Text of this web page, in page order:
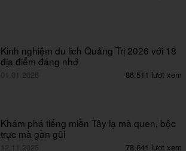
Kinh nghiệm du lịch Quảng Trị 2026 với 18
địa điểm đáng nhớ
01.01.2026 86,511 lượt xem
Khám phá tiếng miền Tây lạ mà quen, bộc
trực mà gần gũi
12.11.2025 78,641 lượt xem